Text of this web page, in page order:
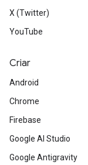
X (Twitter)
YouTube
Criar
Android
Chrome
Firebase
Google AI Studio
Google Antigravity